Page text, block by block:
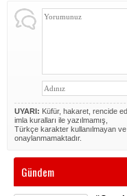
UYARI: Küfür, hakaret, rencide
imla kuralları ile yazılmamış,
Türkçe karakter kullanılmayan
onaylanmamaktadır.
Gündem